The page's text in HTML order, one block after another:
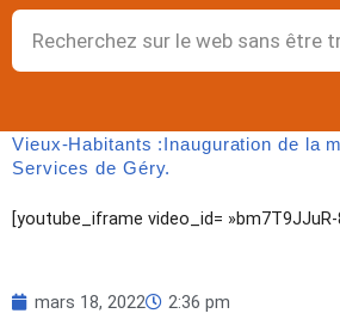
Rechercher
Vieux-Habitants :Inauguration de la
Services de Géry.
[youtube_iframe video_id= »bm7T9JJuR-
mars 18, 2022 2:36 pm